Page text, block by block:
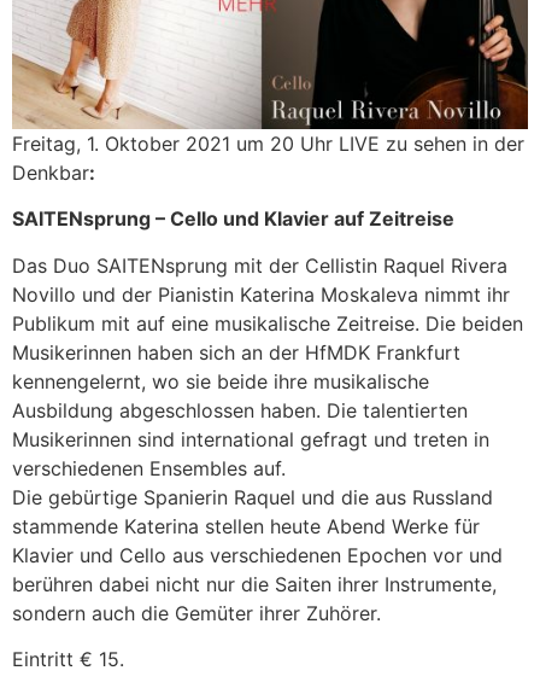
Freitag, 1. Oktober 2021 um 20 Uhr LIVE zu sehen in der
Denkbar:
SAITENsprung – Cello und Klavier auf Zeitreise
Das Duo SAITENsprung mit der Cellistin Raquel Rivera
Novillo und der Pianistin Katerina Moskaleva nimmt ihr
Publikum mit auf eine musikalische Zeitreise. Die beiden
Musikerinnen haben sich an der HfMDK Frankfurt
kennengelernt, wo sie beide ihre musikalische
Ausbildung abgeschlossen haben. Die talentierten
Musikerinnen sind international gefragt und treten in
verschiedenen Ensembles auf.
Die gebürtige Spanierin Raquel und die aus Russland
stammende Katerina stellen heute Abend Werke für
Klavier und Cello aus verschiedenen Epochen vor und
berühren dabei nicht nur die Saiten ihrer Instrumente,
sondern auch die Gemüter ihrer Zuhörer.
Eintritt € 15.